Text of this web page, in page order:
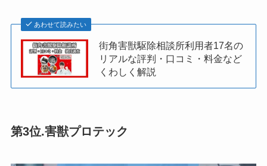
あわせて読みたい
街角害獣駆除相談所利用者17名の
リアルな評判・口コミ・料金など
くわしく解説
第3位.害獣プロテック